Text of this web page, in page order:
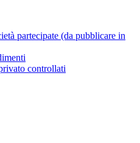
partecipate (da pubblicare in
controllati